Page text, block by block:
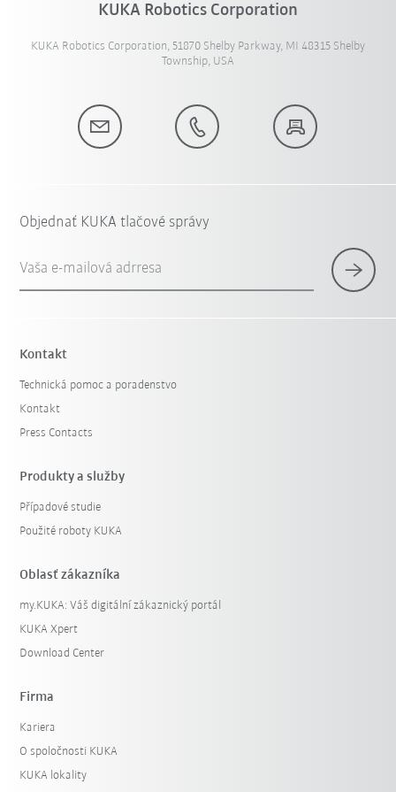
KUKA Robotics Corporation
KUKA Robotics Corporation, 51870 Shelby Parkway, MI 48315 Shelby
Township, USA
Objednať KUKA tlačové správy
Vaša e-mailová adrresa
Kontakt
Technická pomoc a poradenstvo
Kontakt
Press Contacts
Produkty a služby
Případové studie
Použité roboty KUKA
Oblasť zákazníka
my.KUKA: Váš digitální zákaznický portál
KUKA Xpert
Download Center
Firma
Kariera
O spoločnosti KUKA
KUKA lokality